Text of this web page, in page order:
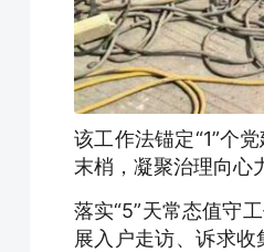
该工作法锚定“1”个
末梢，凝聚治理向心
落实“5”天常态值守
展入户走访、诉求